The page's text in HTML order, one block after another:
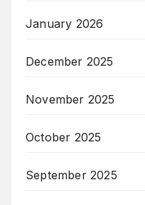
January 2026
December 2025
November 2025
October 2025
September 2025